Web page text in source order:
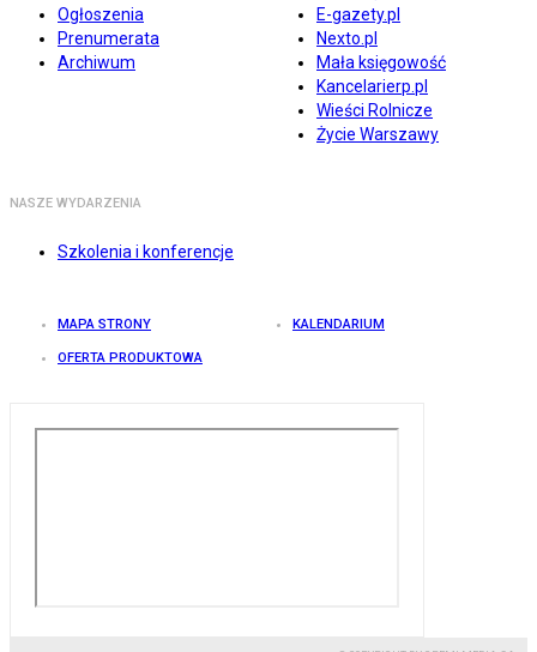
Ogłoszenia
Prenumerata
Archiwum
E-gazety.pl
Nexto.pl
Mała księgowość
Kancelarierp.pl
Wieści Rolnicze
Życie Warszawy
NASZE WYDARZENIA
Szkolenia i konferencje
MAPA STRONY KALENDARIUM
OFERTA PRODUKTOWA